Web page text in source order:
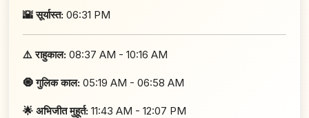
🌇 सूर्यास्त: 06:31 PM
⚠️ राहुकाल: 08:37 AM - 10:16 AM
🧿 गुलिक काल: 05:19 AM - 06:58 AM
🌟 अभिजीत मुहूर्त: 11:43 AM - 12:07 PM